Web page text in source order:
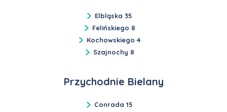
Elbląska 35
Felińskiego 8
Kochowskiego 4
Szajnochy 8
Przychodnie Bielany
Conrada 15